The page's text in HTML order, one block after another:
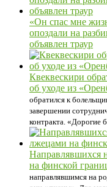
«Он спас мне
опоздали на
объявлен траур
Квеквескири
об уходе из
обратился к
завершении
контракта.
Направлявшихся
на финской
направлявшимся на